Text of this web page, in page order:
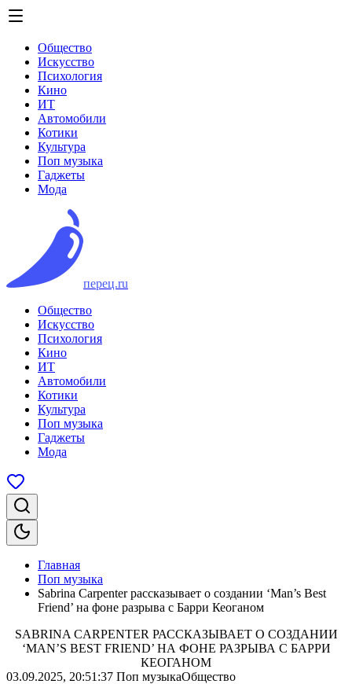
Общество
Искусство
Психология
Кино
ИТ
Автомобили
Котики
Культура
Поп музыка
Гаджеты
Мода
перец.ru
Общество
Искусство
Психология
Кино
ИТ
Автомобили
Котики
Культура
Поп музыка
Гаджеты
Мода
Главная
Поп музыка
Sabrina Carpenter рассказывает о создании ‘Man’s Best
Friend’ на фоне разрыва с Барри Кеоганом
SABRINA CARPENTER РАССКАЗЫВАЕТ О СОЗДАНИИ
‘MAN’S BEST FRIEND’ НА ФОНЕ РАЗРЫВА С БАРРИ
КЕОГАНОМ
03.09.2025, 20:51:37 Поп музыкаОбщество